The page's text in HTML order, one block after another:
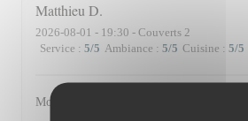
Matthieu D
2026-08-01 - 19:30 - Couverts 2
Service : 5/5 Ambiance : 5/5 Cuisine : 5/5
Moment superbe, du service à l’assiette !